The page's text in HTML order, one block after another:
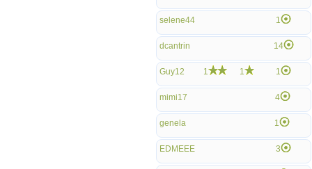
selene44 1
dcantrin 14
Guy12 1 1 1
mimi17 4
genela 1
EDMEEE 3